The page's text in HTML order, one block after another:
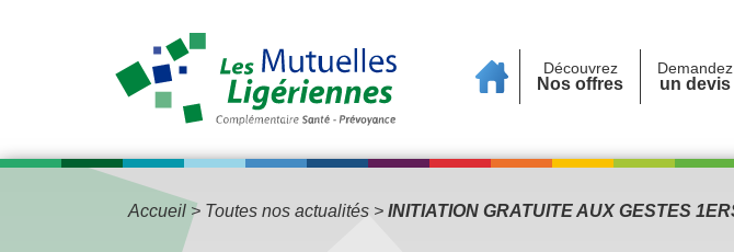
Découvrez
Nos offres
Demandez
un devis
Accueil > Toutes nos actualités > INITIATION GRATUITE AUX GESTES